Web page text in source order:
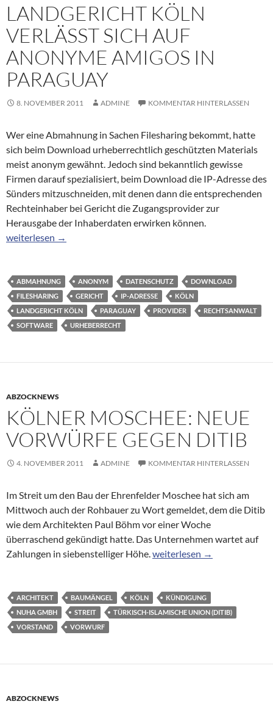
LANDGERICHT KÖLN
VERLÄSST SICH AUF
ANONYME AMIGOS IN
PARAGUAY
8. NOVEMBER 2011 ADMINE KOMMENTAR HINTERLASSEN
Wer eine Abmahnung in Sachen Filesharing bekommt, hatte
sich beim Download urheberrechtlich geschützten Materials
meist anonym gewähnt. Jedoch sind bekanntlich gewisse
Firmen darauf spezialisiert, beim Download die IP-Adresse des
Sünders mitzuschneiden, mit denen dann die entsprechenden
Rechteinhaber bei Gericht die Zugangsprovider zur
Herausgabe der Inhaberdaten erwirken können.
Landgericht Köln verlässt sich auf anonyme Amigos in Paraguay
weiterlesen →
ABMAHNUNG ANONYM DATENSCHUTZ
DOWNLOAD
FILESHARING
GERICHT IP-ADRESSE
KÖLN
LANDGERICHT KÖLN
PARAGUAY PROVIDER
RECHTSANWALT
SOFTWARE
URHEBERRECHT
ABZOCKNEWS
KÖLNER MOSCHEE: NEUE
VORWÜRFE GEGEN DITIB
4. NOVEMBER 2011 ADMINE KOMMENTAR HINTERLASSEN
Im Streit um den Bau der Ehrenfelder Moschee hat sich am
Mittwoch auch der Rohbauer zu Wort gemeldet, dem die Ditib
wie dem Architekten Paul Böhm vor einer Woche
überraschend gekündigt hatte. Das Unternehmen wartet auf
Zahlungen in siebenstelliger Höhe.Kölner Moschee: Neue
weiterlesen →
ARCHITEKT BAUMÄNGEL KÖLN
KÜNDIGUNG
NUHA GMBH
STREIT
TÜRKISCH-ISLAMISCHE UNION (DITIB)
VORSTAND
VORWURF
ABZOCKNEWS